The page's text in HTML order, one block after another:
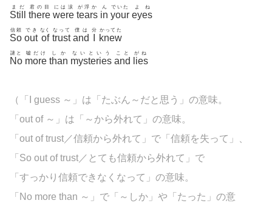
Still
まだ
there
君の目
were
には涙
tears
が浮か
in
ん
your
でいた
eyes
よね
So
信頼
out
でき
of
なく
trust
なって
and
僕は 分
knew
かってた
No
謎と
more
嘘だけ
than
しか
mysteries
ないという
and
こと
lies
がね
（「I guess ～」は「たぶん～だと思う」の意味。
「out of ～」は「～から外れて」の意味。
「out of trust／信頼から外れて」で「信頼を失って」、
「So out of trust／とても信頼から外れて」で
「すっかり信頼できなくなって」の意味。
「No more than ～」で「～しか」や「たった」の意